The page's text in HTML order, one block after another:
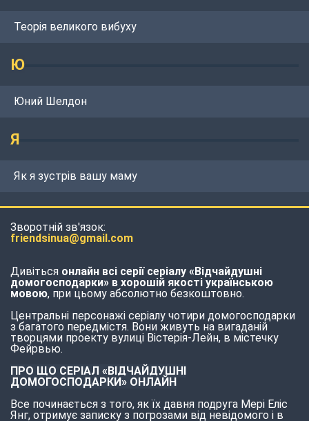
Теорія великого вибуху
Ю
Юний Шелдон
Я
Як я зустрів вашу маму
Зворотній зв'язок:
friendsinua@gmail.com
Дивіться онлайн всі серії серіалу «Відчайдушні
домогосподарки» в хорошій якості українською
мовою, при цьому абсолютно безкоштовно.
Центральні персонажі серіалу чотири домогосподарки
з багатого передмістя. Вони живуть на вигаданій
творцями проекту вулиці Вістерія-Лейн, в містечку
Фейрвью.
ПРО ЩО СЕРІАЛ «ВІДЧАЙДУШНІ
ДОМОГОСПОДАРКИ» ОНЛАЙН
Все починається з того, як їх давня подруга Мері Еліс
Янг, отримує записку з погрозами від невідомого і в